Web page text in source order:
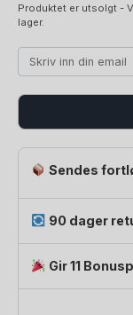
Produktet er utsolgt -
lager.
Sendes
90 dager
Gir 11